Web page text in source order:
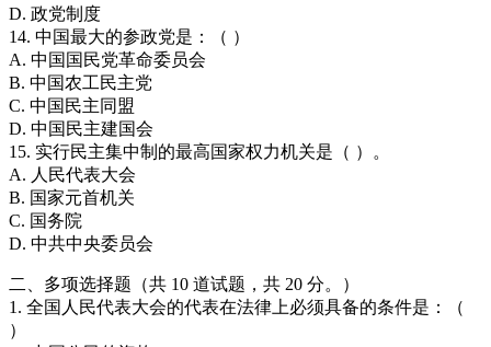
D. 政党制度
14. 中国最大的参政党是：（ ）
A. 中国国民党革命委员会
B. 中国农工民主党
C. 中国民主同盟
D. 中国民主建国会
15. 实行民主集中制的最高国家权力机关是（ ）。
A. 人民代表大会
B. 国家元首机关
C. 国务院
D. 中共中央委员会
二、多项选择题（共 10 道试题，共 20 分。）
1. 全国人民代表大会的代表在法律上必须具备的条件是：（
）